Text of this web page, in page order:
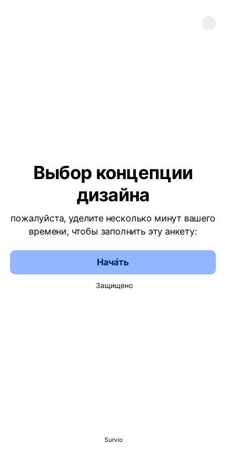
Выбор концепции
дизайна
пожалуйста, уделите несколько минут вашего
времени, чтобы заполнить эту анкету:
Нача́ть
Защищено
Survio